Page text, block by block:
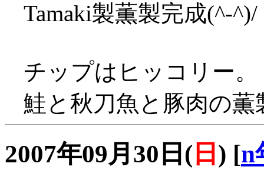
Tamaki製薫製完成(^-^)/
チップはヒッコリー。
鮭と秋刀魚と豚肉の薫
2007年09月30日( 日 ) [n